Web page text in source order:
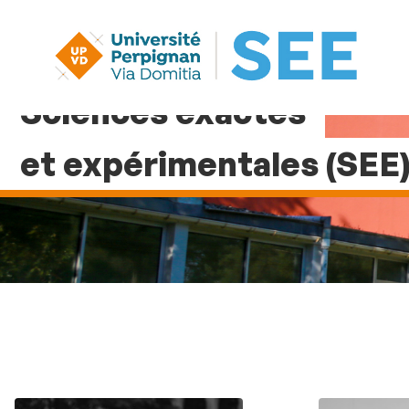
Sciences exactes
et expérimentales (SEE)